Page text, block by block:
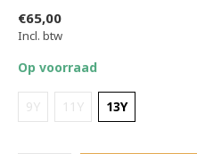
€65,00
Incl. btw
Op voorraad
9Y 11Y 13Y